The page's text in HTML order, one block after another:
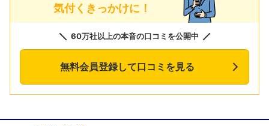
気付くきっかけに！
60万社以上の本音の口コミを公開中
無料会員登録して口コミを見る